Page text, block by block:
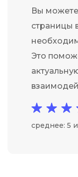
Вы можете
страницы
Это
среднее: 5